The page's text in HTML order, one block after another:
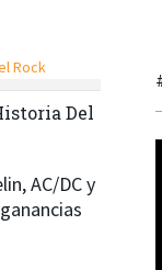
Del
AC/DC y